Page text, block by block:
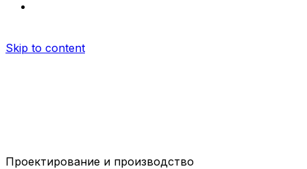
Skip to content
Проектирование и производство